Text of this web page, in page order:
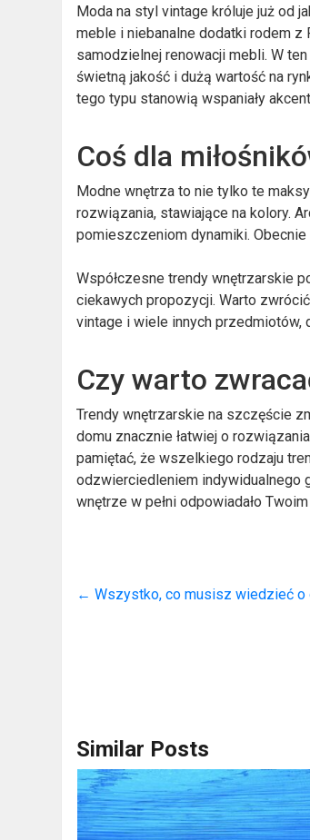
Moda na styl vintage króluje już od
meble i niebanalne dodatki rodem
samodzielnej renowacji mebli. W
świetną jakość i dużą wartość na
tego typu stanowią wspaniały
Coś dla
Modne wnętrza to nie tylko te
rozwiązania, stawiające na kolory.
pomieszczeniom dynamiki.
Współczesne trendy wnętrzarskie
ciekawych propozycji. Warto
vintage i wiele innych
Czy warto
Trendy wnętrzarskie na szczęście
domu znacznie łatwiej o
pamiętać, że wszelkiego rodzaju
odzwierciedleniem indywidualnego
wnętrze w pełni odpowiadało
← Wszystko, co musisz wiedzieć o
Similar Posts